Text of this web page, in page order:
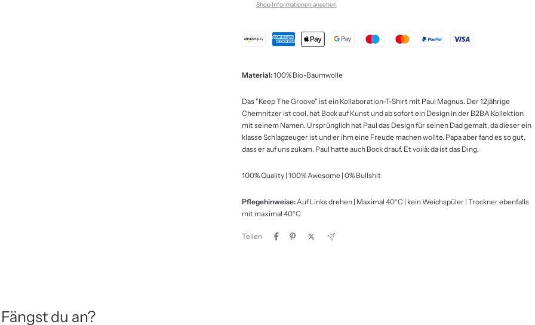
Shop Informationen ansehen
Material:100% Bio-Baumwolle
Das "Keep The Groove" ist ein Kollaboration-T-Shirt mit Paul Magnus. Der 12jährige
Chemnitzer ist cool, hat Bock auf Kunst und ab sofort ein Design in der B2BA Kollektion
mit seinem Namen. Ursprünglich hat Paul das Design für seinen Dad gemalt, da dieser ein
klasse Schlagzeuger ist und er ihm eine Freude machen wollte. Papa aber fand es so gut,
dass er auf uns zukam. Paul hatte auch Bock drauf. Et voilà: da ist das Ding.
100% Quality | 100% Awesome | 0% Bullshit
Pflegehinweise:Auf Links drehen | Maximal 40°C | kein Weichspüler | Trockner ebenfalls
mit maximal 40°C
Teilen
du an?